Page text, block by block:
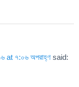
at ৭:০৬ অপরাহ্ণ said: